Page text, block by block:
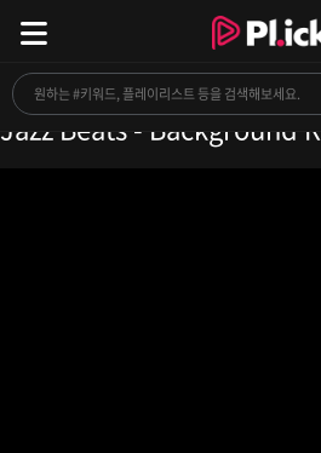
Smooth Night Jazz Hip
Jazz Beats - Background